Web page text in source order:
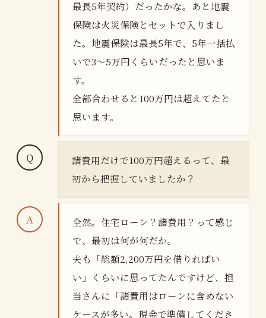
最長5年契約）だったかな。あと地震
保険は火災保険とセットで入りまし
た。地震保険は最長5年で、5年一括払
いで3〜5万円くらいだったと思いま
す。
全部合わせると100万円は超えてたと
思います。
諸費用だけで100万円超えるって、最
初から把握していましたか？
全然。住宅ローン？諸費用？って感じ
で、最初は何が何だか。
夫も「総額2,200万円を借りればい
い」くらいに思ってたんですけど、担
当さんに「諸費用はローンに含めない
ケースが多い。現金で準備してくださ